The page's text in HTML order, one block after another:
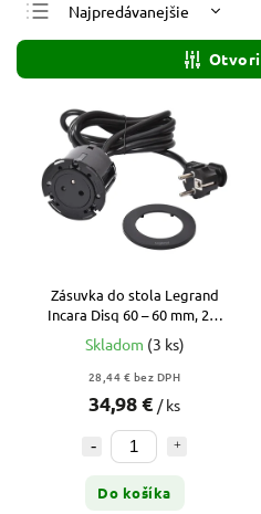
Najpredávanejšie
Najlacnejšie
Najdrahšie
Abecedne
Zásuvka do stola Legrand
Incara Disq 60 – 60 mm, 2m
kábel, čierna (654721)
Skladom (3 ks)
28,44 € bez DPH
34,98 € / ks
Do košíka